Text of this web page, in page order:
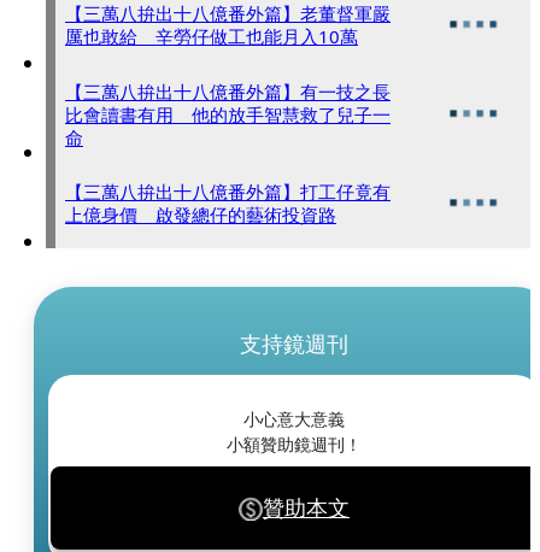
【三萬八拚出十八億番外篇】老董督軍嚴
厲也敢給 辛勞仔做工也能月入10萬
【三萬八拚出十八億番外篇】有一技之長
比會讀書有用 他的放手智慧救了兒子一
命
【三萬八拚出十八億番外篇】打工仔竟有
上億身價 啟發總仔的藝術投資路
支持鏡週刊
小心意大意義
小額贊助鏡週刊！
贊助本文